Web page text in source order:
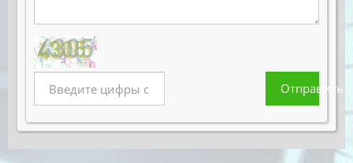
Отправить